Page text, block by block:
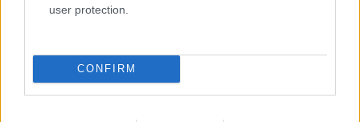
user protection.
CONFIRMAmire többmillióan vártunk: szombattól
másodfokúra csökken a riasztás